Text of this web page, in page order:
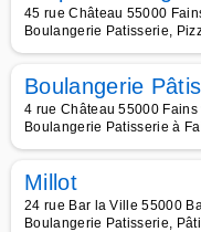
45 rue Château 55000
Boulangerie Patisserie,
Boulangerie
4 rue Château 55000
Boulangerie Patisserie à
Millot
24 rue Bar la Ville 55000
Boulangerie Patisserie,